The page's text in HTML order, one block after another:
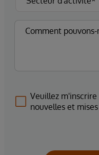
Veuillez
nouvelles et